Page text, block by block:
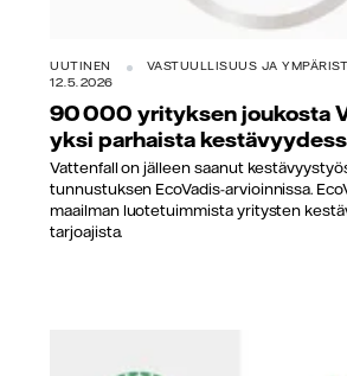
UUTINEN
VASTUULLISUUS JA
12.5.2026
90 000 yrityksen joukosta
yksi parhaista
Vattenfall on jälleen saanut
tunnustuksen EcoVadis-arvioinnissa.
maailman luotetuimmista yritysten
tarjoajista.